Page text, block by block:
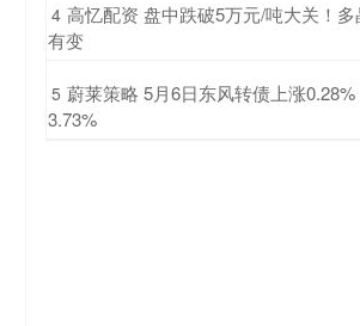
4 高忆配资 盘中跌破5万元/吨大关！
有变
5 蔚莱策略 5月6日东风转债上涨
3.73%